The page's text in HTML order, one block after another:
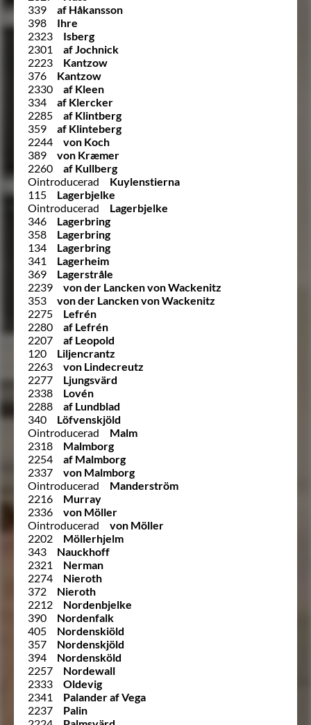
339
af Håkansson
398
Ihre
2323
Isberg
2301
af Jochnick
2223
Kantzow
376
Kantzow
2330
af Kleen
334
af Klercker
2285
af Klintberg
359
af Klinteberg
2244
von Koch
389
von Kræmer
2260
af Kullberg
Ointroducerad
Kuylenstierna
115
Lagerbjelke
Ointroducerad
Lagerbjelke
346
Lagerbring
358
Lagerbring
134
Lagerbring
341
Lagerheim
369
Lagerstråle
2239
von der Lancken von Wackenitz
353
von der Lancken von Wackenitz
2275
Lefrén
2280
af Lefrén
2207
af Leopold
120
Liljencrantz
2263
von Lindecreutz
2277
Ljungsvärd
2338
Lovén
2288
af Lundblad
340
Löfvenskjöld
Ointroducerad
Malm
2318
Malmborg
2254
af Malmborg
2337
von Malmborg
Ointroducerad
Manderström
2216
Murray
2336
von Möller
Ointroducerad
von Möller
2202
Möllerhjelm
343
Nauckhoff
2321
Nerman
2274
Nieroth
372
Nieroth
2212
Nordenbjelke
390
Nordenfalk
405
Nordenskiöld
357
Nordenskjöld
394
Nordensköld
2257
Nordewall
2333
Oldevig
2341
Palander af Vega
2237
Palin